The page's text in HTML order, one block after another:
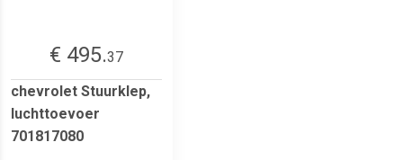
€ 495.37
chevrolet Stuurklep,
luchttoevoer
701817080